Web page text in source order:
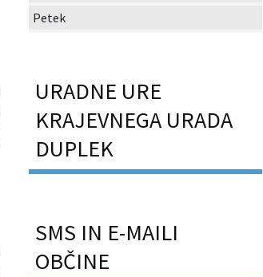
Petek
URADNE URE
KRAJEVNEGA URADA
DUPLEK
SMS IN E-MAILI
OBČINE